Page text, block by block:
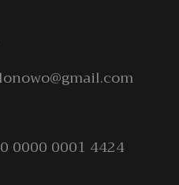
0000 0001 4424